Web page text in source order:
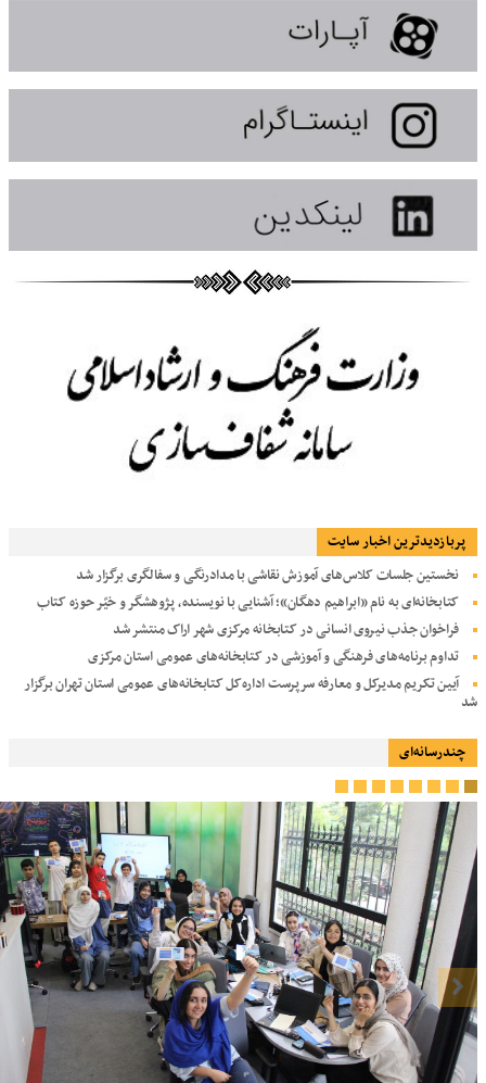
پربازديدترين اخبار سایت
نخستین جلسات کلاس‌های آموزش نقاشی با مدادرنگی و سفالگری برگزار شد
کتابخانه‌ای به نام «ابراهیم دهگان»؛ آشنایی با نویسنده، پژوهشگر و خیّر حوزه کتاب
فراخوان جذب نیروی انسانی در کتابخانه مرکزی شهر اراک منتشر شد
تداوم برنامه‌های فرهنگی و آموزشی در کتابخانه‌های عمومی استان مرکزی
آیین تکریم مدیرکل و معارفه سرپرست اداره‌کل کتابخانه‌های عمومی استان تهران برگزار
شد
چندرسانه‌ای